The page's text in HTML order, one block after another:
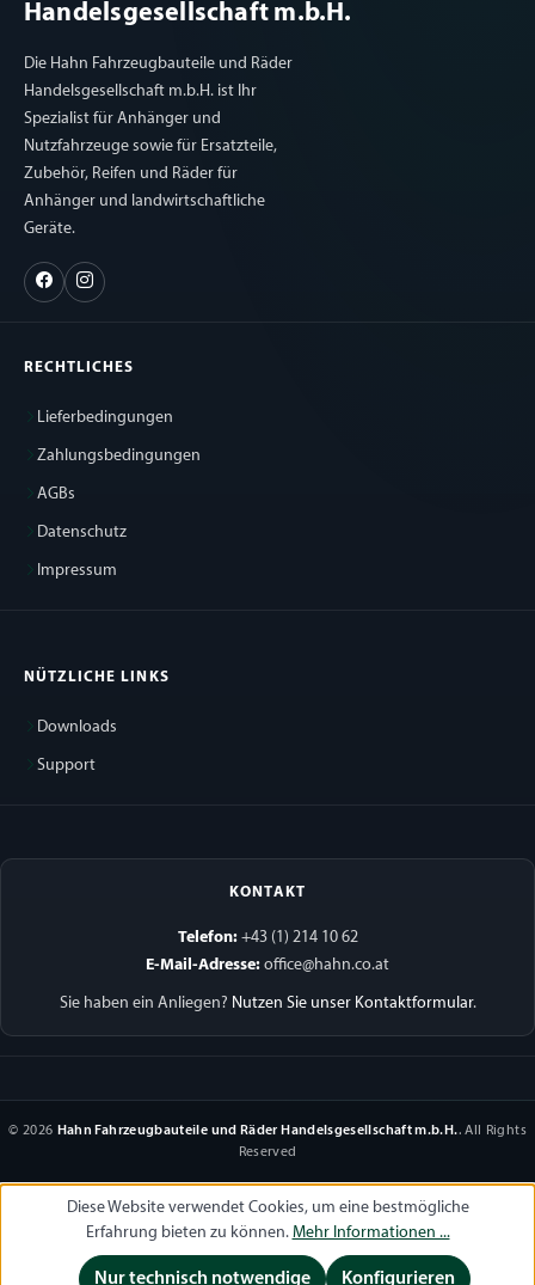
Handelsgesellschaft m.b.H.
Die Hahn Fahrzeugbauteile und Räder
Handelsgesellschaft m.b.H. ist Ihr
Spezialist für Anhänger und
Nutzfahrzeuge sowie für Ersatzteile,
Zubehör, Reifen und Räder für
Anhänger und landwirtschaftliche
Geräte.
RECHTLICHES
Lieferbedingungen
Zahlungsbedingungen
AGBs
Datenschutz
Impressum
NÜTZLICHE LINKS
Downloads
Support
KONTAKT
Telefon:+43 (1) 214 10 62
E-Mail-Adresse: office@hahn.co.at
Sie haben ein Anliegen? Nutzen Sie unser Kontaktformular.
© 2026 Hahn Fahrzeugbauteile und Räder Handelsgesellschaft m.b.H.. All Rights
Reserved
Diese Website verwendet Cookies, um eine bestmögliche
Erfahrung bieten zu können. Mehr Informationen ...
Nur technisch notwendige Konfigurieren